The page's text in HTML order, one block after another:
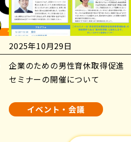
2025年10月29日
企業のための男性育休取得促進
セミナーの開催について
イベント・会議